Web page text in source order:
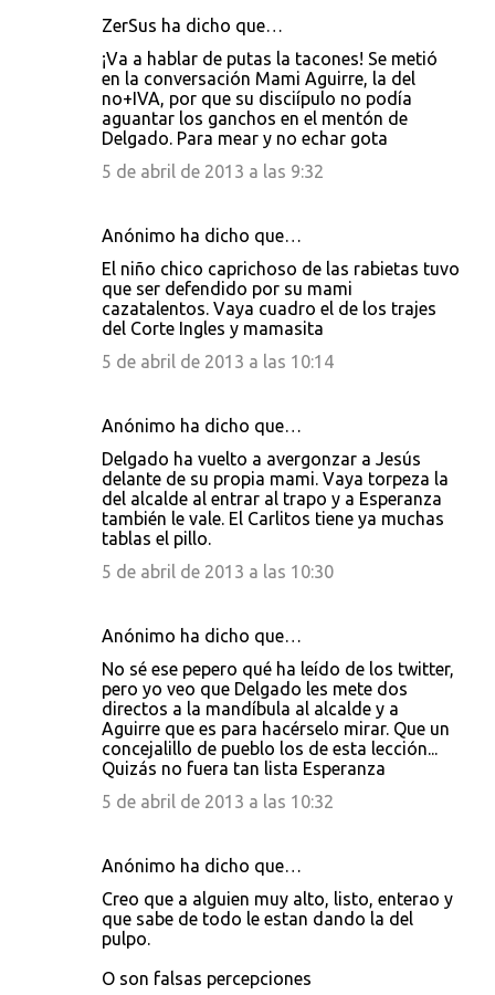
ZerSus ha dicho que…
¡Va a hablar de putas la tacones! Se metió
en la conversación Mami Aguirre, la del
no+IVA, por que su disciípulo no podía
aguantar los ganchos en el mentón de
Delgado. Para mear y no echar gota
5 de abril de 2013 a las 9:32
Anónimo ha dicho que…
El niño chico caprichoso de las rabietas tuvo
que ser defendido por su mami
cazatalentos. Vaya cuadro el de los trajes
del Corte Ingles y mamasita
5 de abril de 2013 a las 10:14
Anónimo ha dicho que…
Delgado ha vuelto a avergonzar a Jesús
delante de su propia mami. Vaya torpeza la
del alcalde al entrar al trapo y a Esperanza
también le vale. El Carlitos tiene ya muchas
tablas el pillo.
5 de abril de 2013 a las 10:30
Anónimo ha dicho que…
No sé ese pepero qué ha leído de los twitter,
pero yo veo que Delgado les mete dos
directos a la mandíbula al alcalde y a
Aguirre que es para hacérselo mirar. Que un
concejalillo de pueblo los de esta lección...
Quizás no fuera tan lista Esperanza
5 de abril de 2013 a las 10:32
Anónimo ha dicho que…
Creo que a alguien muy alto, listo, enterao y
que sabe de todo le estan dando la del
pulpo.
O son falsas percepciones